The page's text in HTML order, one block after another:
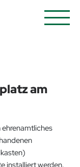
am
ehrenamtliches
installiert werden.